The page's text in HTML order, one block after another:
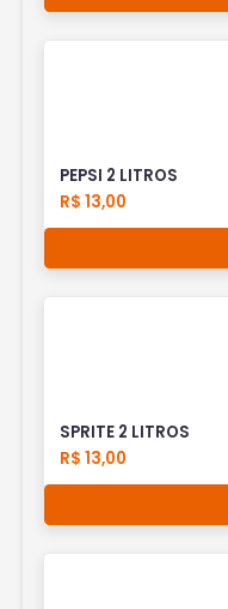
PEPSI 2 LITROS
R$ 13,00
SPRITE 2 LITROS
R$ 13,00